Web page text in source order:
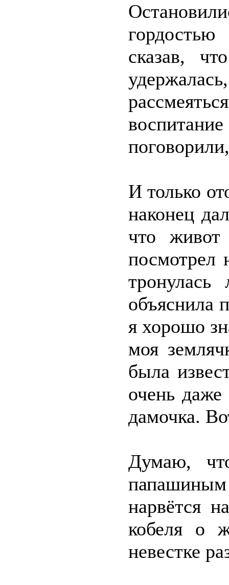
сказав,
И только
наконец
что живот
посмотрел
объяснила
я хорошо
моя
была
очень
дамочка.
Думаю,
нарвётся
кобеля о
невестке